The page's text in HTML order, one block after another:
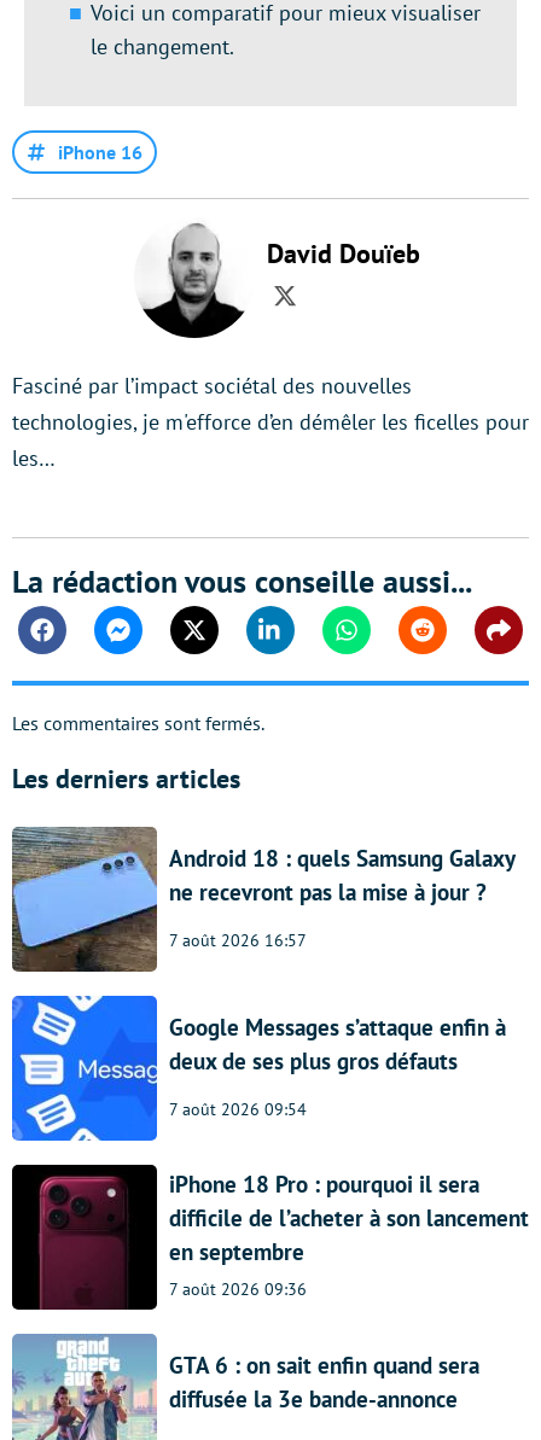
Voici un comparatif pour mieux visualiser
le changement.
iPhone 16
David Douïeb
Twitter
Fasciné par l’impact sociétal des nouvelles
technologies, je m'efforce d’en démêler les ficelles pour
les…
La rédaction vous conseille aussi...
FacebookMessengerTwitter Linkedin WhatsappReddit
Les commentaires sont fermés.
Les derniers articles
Android 18 : quels Samsung Galaxy
ne recevront pas la mise à jour ?
7 août 2026 16:57
Google Messages s’attaque enfin à
deux de ses plus gros défauts
7 août 2026 09:54
iPhone 18 Pro : pourquoi il sera
difficile de l’acheter à son lancement
en septembre
7 août 2026 09:36
GTA 6 : on sait enfin quand sera
diffusée la 3e bande-annonce